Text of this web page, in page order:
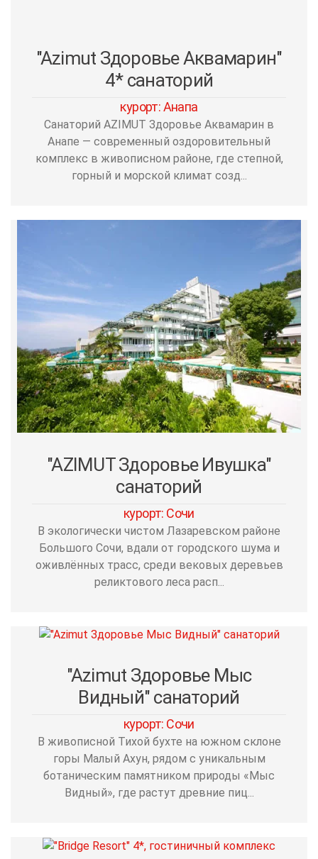
"Azimut Здоровье Аквамарин"
4* санаторий
курорт: Анапа
Санаторий AZIMUT Здоровье Аквамарин в
Анапе — современный оздоровительный
комплекс в живописном районе, где степной,
горный и морской климат созд...
"AZIMUT Здоровье Ивушка"
санаторий
курорт: Сочи
В экологически чистом Лазаревском районе
Большого Сочи, вдали от городского шума и
оживлённых трасс, среди вековых деревьев
реликтового леса расп...
"Azimut Здоровье Мыс
Видный" санаторий
курорт: Сочи
В живописной Тихой бухте на южном склоне
горы Малый Ахун, рядом с уникальным
ботаническим памятником природы «Мыс
Видный», где растут древние пиц...